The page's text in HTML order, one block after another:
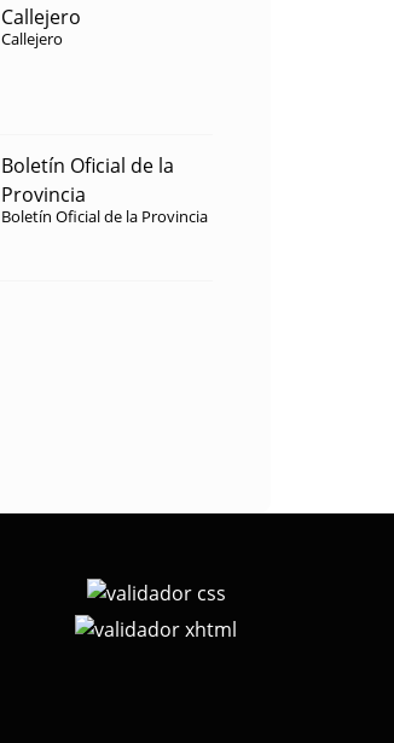
Callejero
Callejero
Boletín Oficial de la
Provincia
Boletín Oficial de la Provincia